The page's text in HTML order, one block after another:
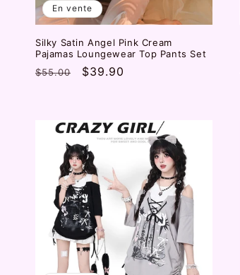
i
o
En vente
Silky Satin Angel Pink Cream
Pajamas Loungewear Top Pants Set
Prix
$55.00
Prix
$39.90